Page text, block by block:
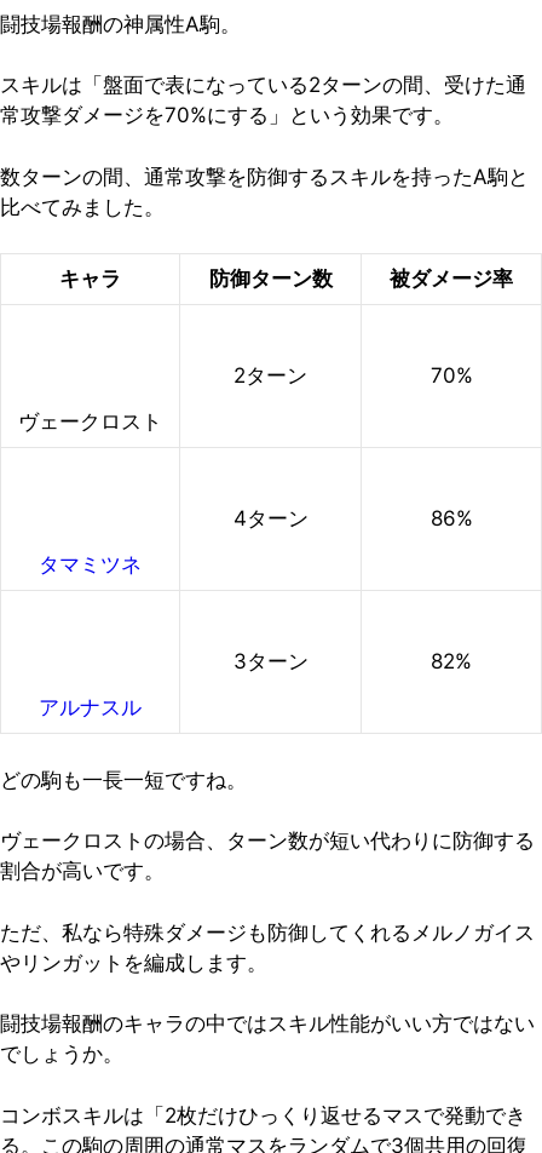
闘技場報酬の神属性A駒。
スキルは「盤面で表になっている2ターンの間、受けた通
常攻撃ダメージを70%にする」という効果です。
数ターンの間、通常攻撃を防御するスキルを持ったA駒と
比べてみました。
キャラ 防御ターン数 被ダメージ率
ヴェークロスト
2ターン 70%
タマミツネ
4ターン 86%
アルナスル
3ターン 82%
どの駒も一長一短ですね。
ヴェークロストの場合、ターン数が短い代わりに防御する
割合が高いです。
ただ、私なら特殊ダメージも防御してくれるメルノガイス
やリンガットを編成します。
闘技場報酬のキャラの中ではスキル性能がいい方ではない
でしょうか。
コンボスキルは「2枚だけひっくり返せるマスで発動でき
る。この駒の周囲の通常マスをランダムで3個共用の回復